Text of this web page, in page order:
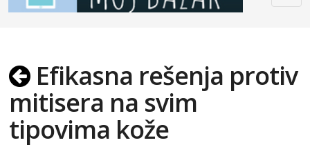
Efikasna rešenja protiv
mitisera na svim
tipovima kože